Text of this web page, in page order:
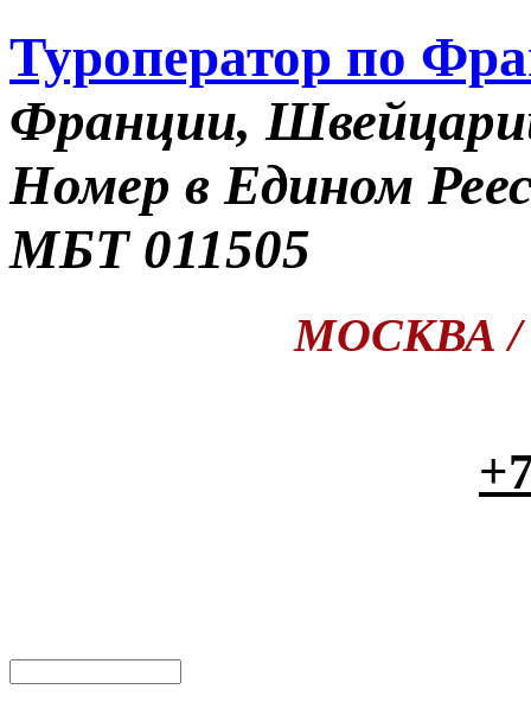
Туроператор по
Франции,
Номер в Едином
МБТ 011505
МОСКВА /